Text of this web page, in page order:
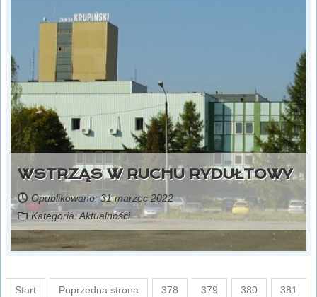
WSTRZĄS W RUCHU RYDUŁTOWY
Opublikowano: 31 marzec 2022
Kategoria:Aktualności
Start Poprzedna strona 378 379 380 381